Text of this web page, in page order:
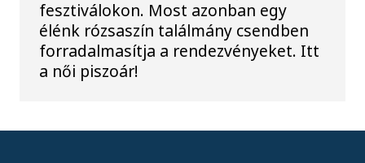
fesztiválokon. Most azonban egy
élénk rózsaszín találmány csendben
forradalmasítja a rendezvényeket. Itt
a női piszoár!